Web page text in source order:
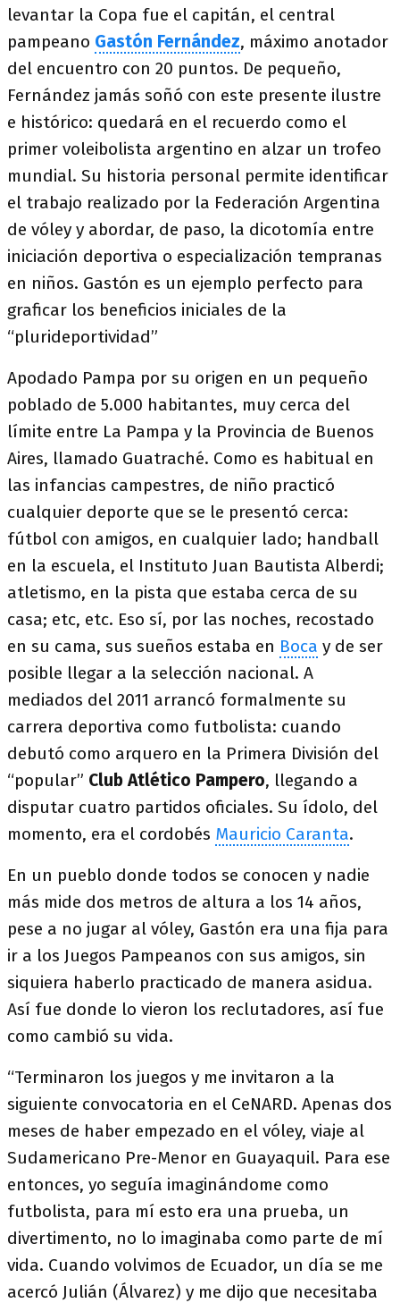
levantar la Copa fue el capitán, el central
pampeano Gastón Fernández, máximo anotador
del encuentro con 20 puntos. De pequeño,
Fernández jamás soñó con este presente ilustre
e histórico: quedará en el recuerdo como el
primer voleibolista argentino en alzar un trofeo
mundial. Su historia personal permite identificar
el trabajo realizado por la Federación Argentina
de vóley y abordar, de paso, la dicotomía entre
iniciación deportiva o especialización tempranas
en niños. Gastón es un ejemplo perfecto para
graficar los beneficios iniciales de la
“plurideportividad”
Apodado Pampa por su origen en un pequeño
poblado de 5.000 habitantes, muy cerca del
límite entre La Pampa y la Provincia de Buenos
Aires, llamado Guatraché. Como es habitual en
las infancias campestres, de niño practicó
cualquier deporte que se le presentó cerca:
fútbol con amigos, en cualquier lado; handball
en la escuela, el Instituto Juan Bautista Alberdi;
atletismo, en la pista que estaba cerca de su
casa; etc, etc. Eso sí, por las noches, recostado
en su cama, sus sueños estaba en Boca y de ser
posible llegar a la selección nacional. A
mediados del 2011 arrancó formalmente su
carrera deportiva como futbolista: cuando
debutó como arquero en la Primera División del
“popular” Club Atlético Pampero, llegando a
disputar cuatro partidos oficiales. Su ídolo, del
momento, era el cordobés Mauricio Caranta.
En un pueblo donde todos se conocen y nadie
más mide dos metros de altura a los 14 años,
pese a no jugar al vóley, Gastón era una fija para
ir a los Juegos Pampeanos con sus amigos, sin
siquiera haberlo practicado de manera asidua.
Así fue donde lo vieron los reclutadores, así fue
como cambió su vida.
“Terminaron los juegos y me invitaron a la
siguiente convocatoria en el CeNARD. Apenas dos
meses de haber empezado en el vóley, viaje al
Sudamericano Pre-Menor en Guayaquil. Para ese
entonces, yo seguía imaginándome como
futbolista, para mí esto era una prueba, un
divertimento, no lo imaginaba como parte de mí
vida. Cuando volvimos de Ecuador, un día se me
acercó Julián (Álvarez) y me dijo que necesitaba